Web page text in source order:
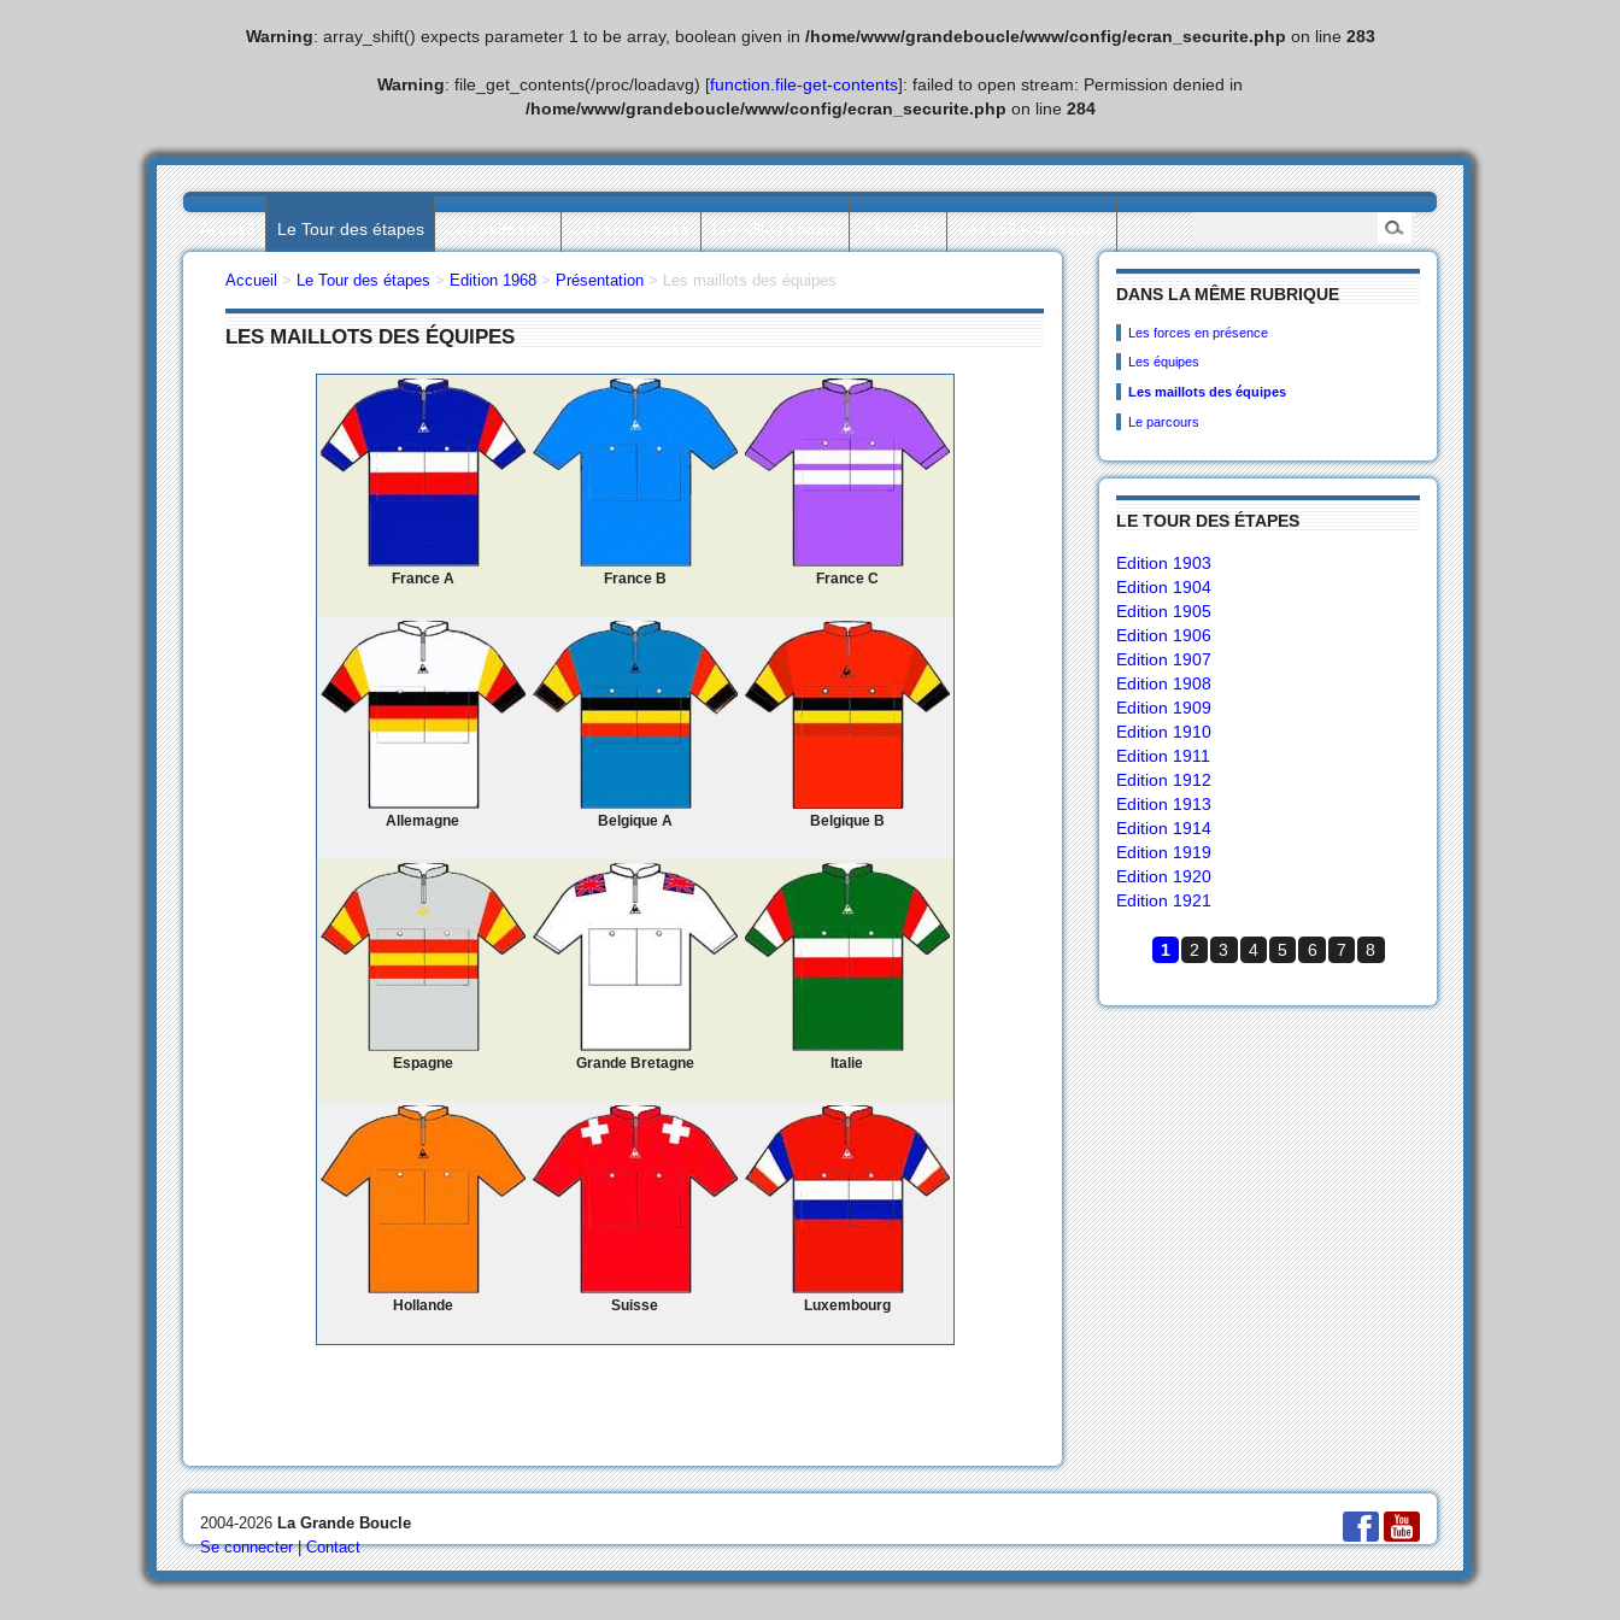
Warning: array_shift() expects parameter 1 to be array, boolean given in /home/www/grandeboucle/www/config/ecran_securite.php on line 283
Warning: file_get_contents(/proc/loadavg) [function.file-get-contents]: failed to open stream: Permission denied in
/home/www/grandeboucle/www/config/ecran_securite.php on line 284
Accueil Le Tour des étapes Les palmarès Les statistiques Les villes étapes L’actualité Les collectionneurs
DANS LA MÊME RUBRIQUE
Les forces en présence
Les équipes
Les maillots des équipes
Le parcours
LE TOUR DES ÉTAPES
Edition 1903
Edition 1904
Edition 1905
Edition 1906
Edition 1907
Edition 1908
Edition 1909
Edition 1910
Edition 1911
Edition 1912
Edition 1913
Edition 1914
Edition 1919
Edition 1920
Edition 1921
1 2 3 4 5 6 7 8
Accueil > Le Tour des étapes > Edition 1968 > Présentation > Les maillots des équipes
LES MAILLOTS DES ÉQUIPES
France A France B France C
Allemagne Belgique A Belgique B
Espagne Grande Bretagne Italie
Hollande Suisse Luxembourg
2004-2026La Grande Boucle
Se connecter|Contact